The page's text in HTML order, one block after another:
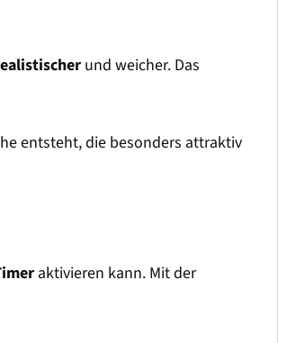
und weicher. Das
entsteht, die besonders attraktiv
aktivieren kann. Mit der